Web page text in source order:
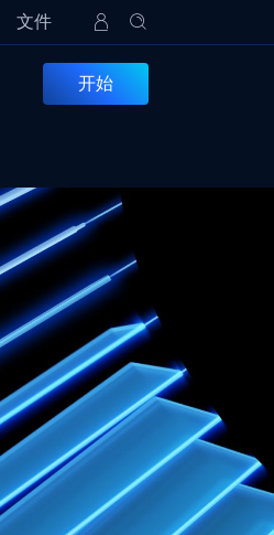
文件
开始